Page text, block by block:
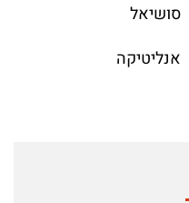
סושיאל
אנליטיקה